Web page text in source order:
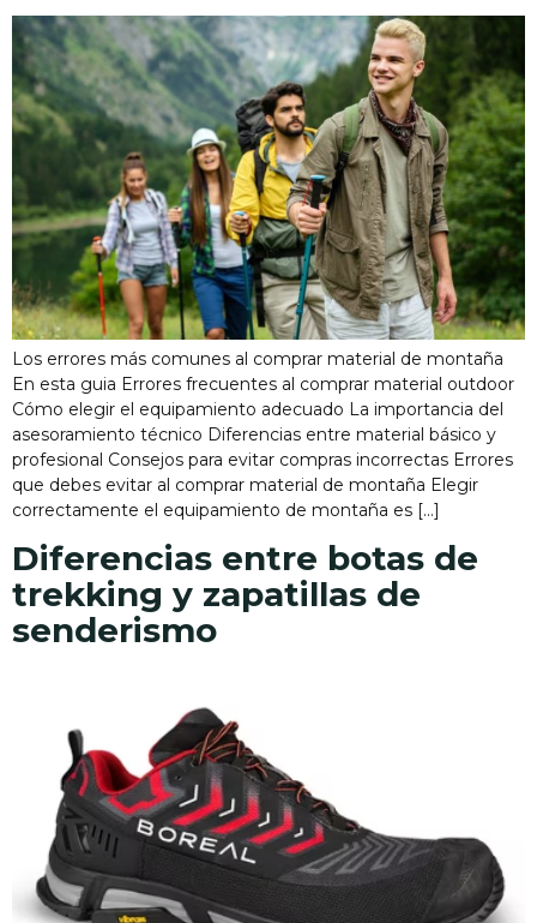
Los errores más comunes al comprar material de montaña
En esta guia Errores frecuentes al comprar material outdoor
Cómo elegir el equipamiento adecuado La importancia del
asesoramiento técnico Diferencias entre material básico y
profesional Consejos para evitar compras incorrectas Errores
que debes evitar al comprar material de montaña Elegir
correctamente el equipamiento de montaña es […]
Diferencias entre botas de
trekking y zapatillas de
senderismo